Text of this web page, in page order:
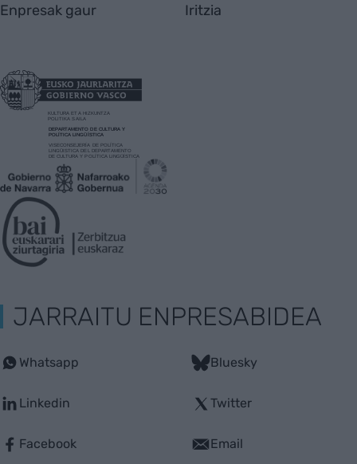
Enpresak gaur Iritzia
JARRAITU ENPRESABIDEA
Whatsapp
Linkedin
Facebook
Bluesky
Twitter
Email